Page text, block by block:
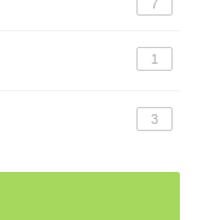
7
1
3